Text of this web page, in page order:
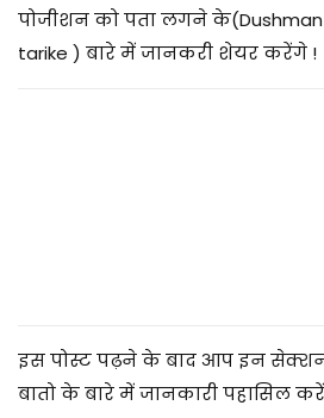
/
2
पोजीशन को पता लगने के(Dushman
tarike ) बारे में जानकरी शेयर करेंगे !
इस पोस्ट पढ़ने के बाद आप इन सेक्शन
बातो के बारे में जानकारी पहासिल